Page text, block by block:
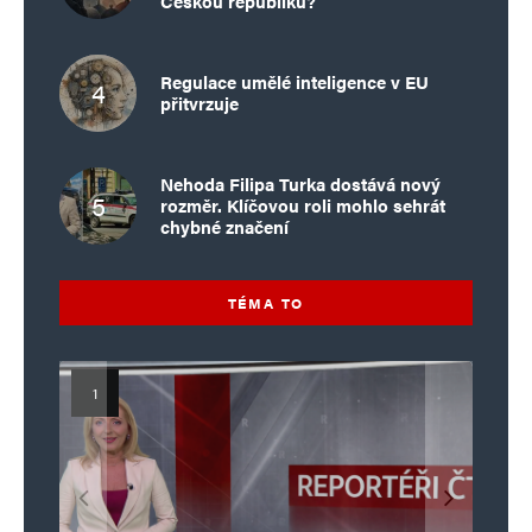
Regulace umělé inteligence v EU
přitvrzuje
Nehoda Filipa Turka dostává nový
rozměr. Klíčovou roli mohlo sehrát
chybné značení
TÉMA TO
Islamistický teror v EU, 6. díl:
Brutální poprava 85letého
Islamistický teror v EU, 5. díl:
Mýty o Václavu Klausovi:
Pivo, jazz, hádky, loajalita
Vymíráme a politici lžou:
porodnost nezachrání